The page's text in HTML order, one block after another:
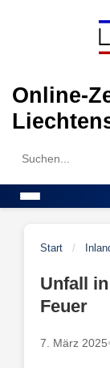
Online-
Search
Start /
Unfall
Feuer
7. März 2025•